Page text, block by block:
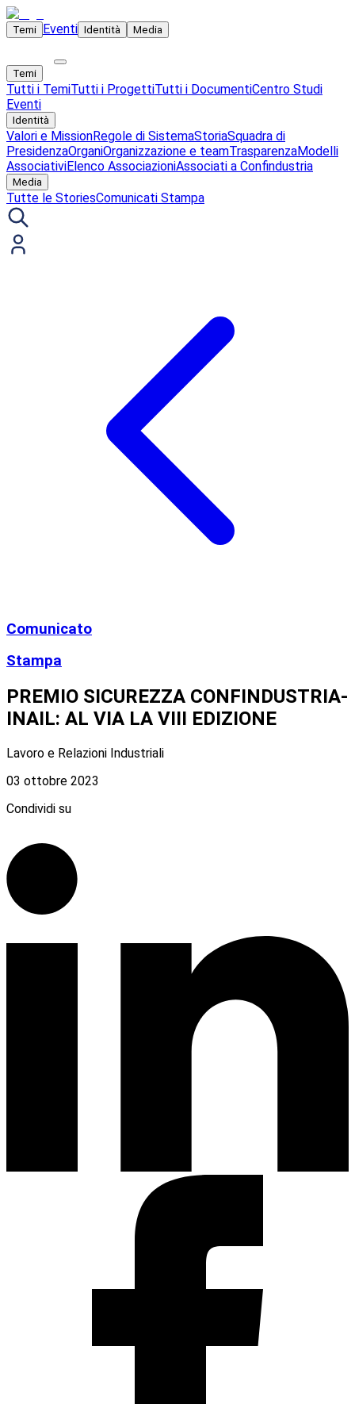
Temi Eventi Identità Media
Temi
Tutti i TemiTutti i ProgettiTutti i DocumentiCentro Studi
Eventi
Identità
Valori e MissionRegole di SistemaStoriaSquadra di
PresidenzaOrganiOrganizzazione e teamTrasparenzaModelli
AssociativiElenco AssociazioniAssociati a Confindustria
Media
Tutte le StoriesComunicati Stampa
Comunicato
Stampa
PREMIO SICUREZZA CONFINDUSTRIA-
INAIL: AL VIA LA VIII EDIZIONE
Lavoro e Relazioni Industriali
03 ottobre 2023
Condividi su